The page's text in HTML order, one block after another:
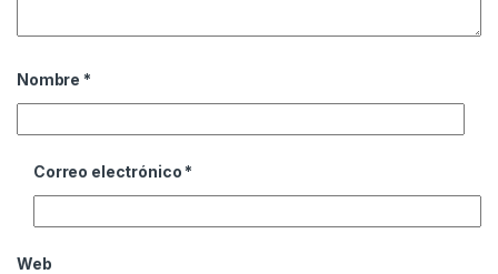
Nombre *
Correo electrónico *
Web